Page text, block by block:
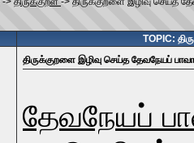
TOPIC:
திருக்குறளை இழிவு செய்த தேவநேயப்
தேவநேயப்